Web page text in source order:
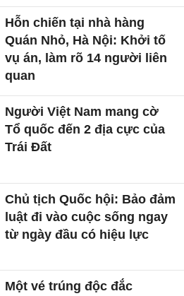
Hỗn chiến tại nhà hàng
Quán Nhỏ, Hà Nội: Khởi tố
vụ án, làm rõ 14 người liên
quan
Người Việt Nam mang cờ
Tổ quốc đến 2 địa cực của
Trái Đất
Chủ tịch Quốc hội: Bảo đảm
luật đi vào cuộc sống ngay
từ ngày đầu có hiệu lực
Một vé trúng độc đắc